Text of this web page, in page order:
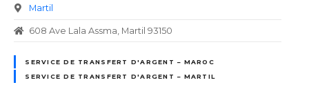
Martil
608 Ave Lala Assma, Martil 93150
SERVICE DE TRANSFERT D'ARGENT – MAROC
SERVICE DE TRANSFERT D'ARGENT – MARTIL